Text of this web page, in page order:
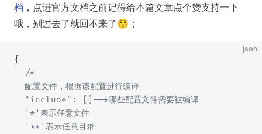
档 ，点进官方文档之前记得给本篇文章点个赞支持一下
哦，别过去了就回不来了😚；
json
{
  /*
  配置文件，根据该配置进行编译
  "include": []-->哪些配置文件需要被编译
  '*'表示任意文件
  '**'表示任意目录